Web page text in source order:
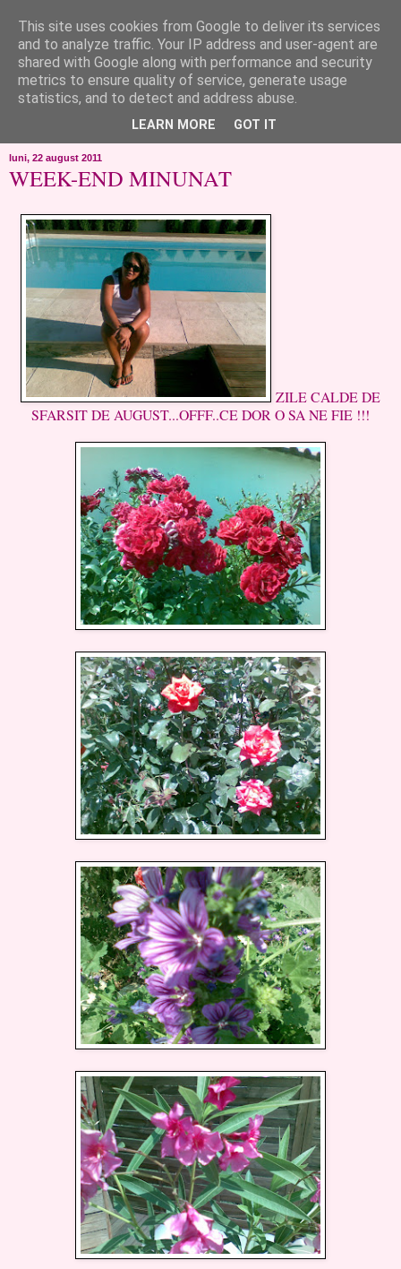
like ?...or not!
..de toate!!!!!..alandala...cum imi trec prin minte..si cum am
chef..incercate pe pielea mea..
luni, 22 august 2011
WEEK-END MINUNAT
ZILE CALDE DE
SFARSIT DE AUGUST...OFFF..CE DOR O SA NE FIE !!!
This site uses cookies from Google to deliver its services
and to analyze traffic. Your IP address and user-agent are
shared with Google along with performance and security
metrics to ensure quality of service, generate usage
statistics, and to detect and address abuse.
LEARN MORE GOT IT